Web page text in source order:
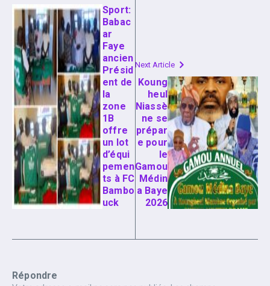
Sport:
Babac
ar
Faye
ancien
Présid
ent de
la
zone
1B
offre
un lot
d’équi
pemen
ts à FC
Bambo
uck‎
Next Article
Koung
heul
Niassè
ne se
prépar
e pour
le
Gamou
Médin
a Baye
2026
Répondre